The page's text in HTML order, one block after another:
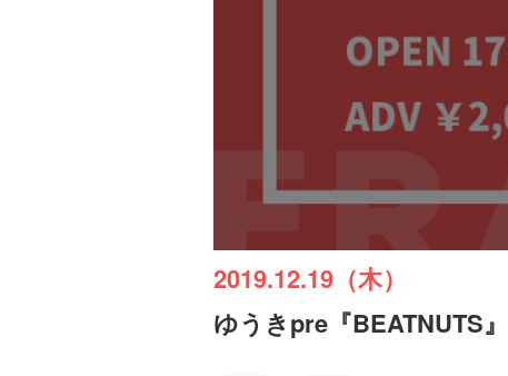
2019.12.19（木）
ゆうきpre『BEATNUTS